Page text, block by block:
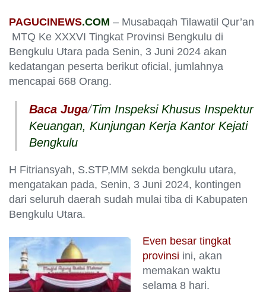
PAGUCINEWS.COM – Musabaqah Tilawatil Qur’an
MTQ Ke XXXVI Tingkat Provinsi Bengkulu di
Bengkulu Utara pada Senin, 3 Juni 2024 akan
kedatangan peserta berikut oficial, jumlahnya
mencapai 668 Orang.
Baca Juga/Tim Inspeksi Khusus Inspektur
Keuangan, Kunjungan Kerja Kantor Kejati
Bengkulu
H Fitriansyah, S.STP,MM sekda bengkulu utara,
mengatakan pada, Senin, 3 Juni 2024, kontingen
dari seluruh daerah sudah mulai tiba di Kabupaten
Bengkulu Utara.
Even besar tingkat
provinsi ini, akan
memakan waktu
selama 8 hari.